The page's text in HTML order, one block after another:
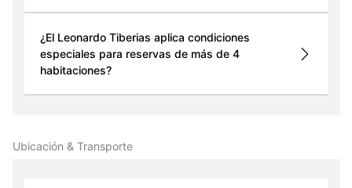
¿El Leonardo Tiberias aplica condiciones
especiales para reservas de más de 4
habitaciones?
Ubicación & Transporte